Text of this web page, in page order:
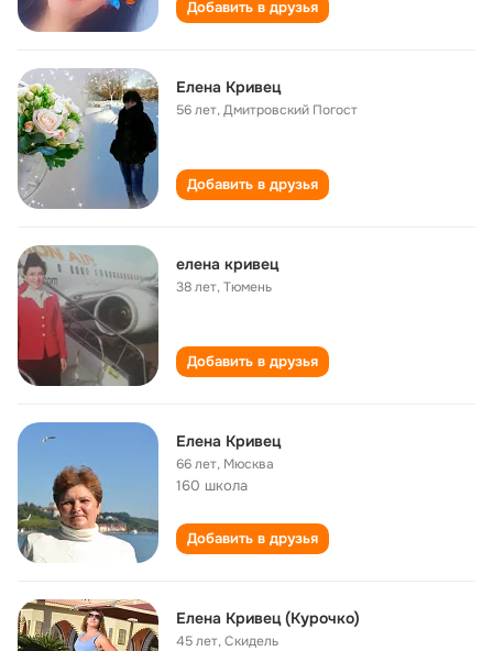
Добавить в друзья
Елена Кривец
56 лет,Дмитровский Погост
Добавить в друзья
елена кривец
38 лет,Тюмень
Добавить в друзья
Елена Кривец
66 лет, Мюсква
160 школа
Добавить в друзья
Елена Кривец (Курочко)
45 лет,Скидель